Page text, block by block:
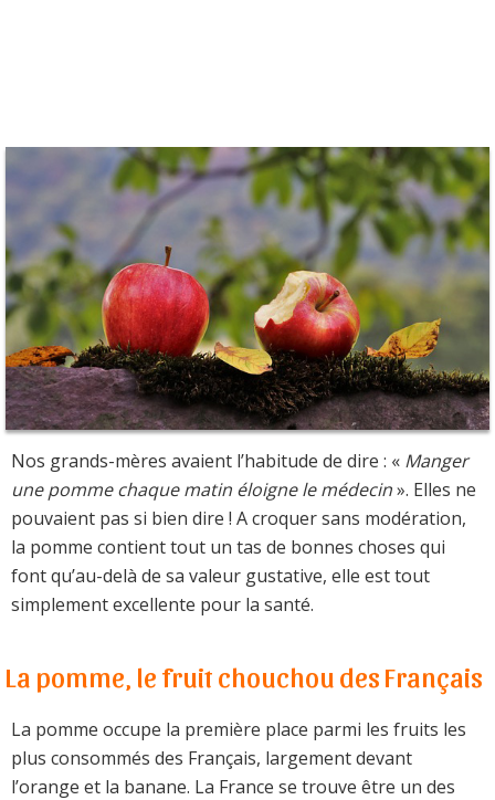
Nos grands-mères avaient l’habitude de dire : « Manger
une pomme chaque matin éloigne le médecin». Elles ne
pouvaient pas si bien dire ! A croquer sans modération,
la pomme contient tout un tas de bonnes choses qui
font qu’au-delà de sa valeur gustative, elle est tout
simplement excellente pour la santé.
La pomme, le fruit chouchou des Français
La pomme occupe la première place parmi les fruits les
plus consommés des Français, largement devant
l’orange et la banane. La France se trouve être un des